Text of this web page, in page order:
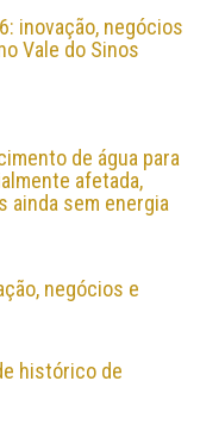
inovação, negócios
Vale do Sinos
de água para
afetada,
ainda sem energia
negócios e
histórico de